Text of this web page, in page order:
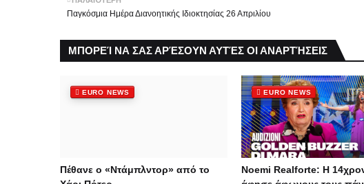
Παγκόσμια Ημέρα Διανοητικής Ιδιοκτησίας 26 Απριλίου
ΜΠΟΡΕΊ ΝΑ ΣΑΣ ΑΡΈΣΟΥΝ ΑΥΤΈΣ ΟΙ ΑΝΑΡΤΉΣΕΙΣ
EURO NEWS
Πέθανε ο «Ντάμπλντορ» από το
EURO NEWS
Noemi Realforte: Η